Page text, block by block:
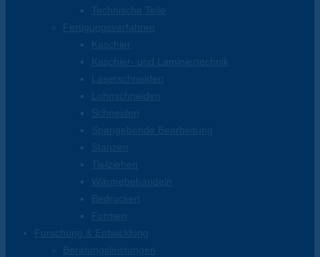
Technische Teile
Fertigungsverfahren
Kaschier
Kaschier- und Laminiertechnik
Laserschneiden
Lohnschneiden
Schneiden
Spangebende Bearbeitung
Stanzen
Tiefziehen
Wärmebehandeln
Bedrucken
Formen
Forschung & Entwicklung
Beratungsleistungen